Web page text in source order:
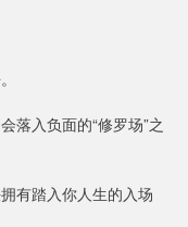
落入负面的“修罗场”之
有踏入你人生的入场